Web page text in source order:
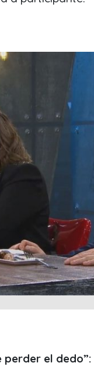
perder el dedo”: